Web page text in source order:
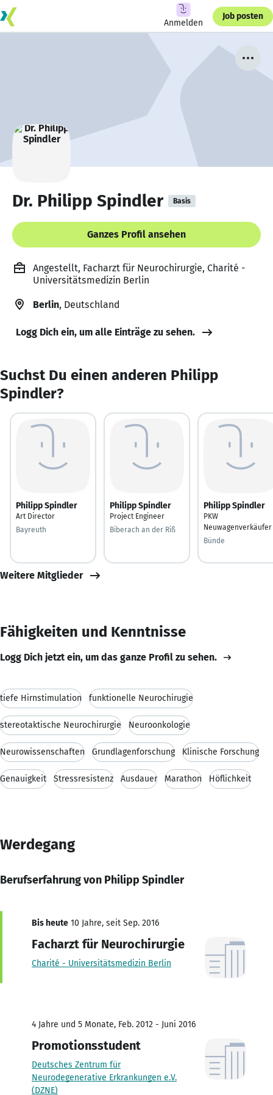
Anmelden
Job posten
Dr. Philipp Spindler Basis
Ganzes Profil ansehen
Angestellt, Facharzt für Neurochirurgie, Charité -
Universitätsmedizin Berlin
Berlin, Deutschland
Logg Dich ein, um alle Einträge zu sehen.
Suchst Du einen anderen Philipp
Spindler?
Philipp Spindler
Art Director
Bayreuth
Philipp Spindler
Project Engineer
Biberach an der Riß
Philipp Spindler
PKW
Neuwagenverkäufer
Bünde
Weitere Mitglieder
Fähigkeiten und Kenntnisse
Logg Dich jetzt ein, um das ganze Profil zu sehen.
tiefe Hirnstimulation funktionelle Neurochirugie
stereotaktische Neurochirurgie Neuroonkologie
Neurowissenschaften Grundlagenforschung Klinische Forschung
Genauigkeit Stressresistenz Ausdauer Marathon Höflichkeit
Werdegang
Berufserfahrung von Philipp Spindler
Bis heute 10 Jahre, seit Sep. 2016
Facharzt für Neurochirurgie
Charité - Universitätsmedizin Berlin
4 Jahre und 5 Monate, Feb. 2012 - Juni 2016
Promotionsstudent
Deutsches Zentrum für
Neurodegenerative Erkrankungen e.V.
(DZNE)